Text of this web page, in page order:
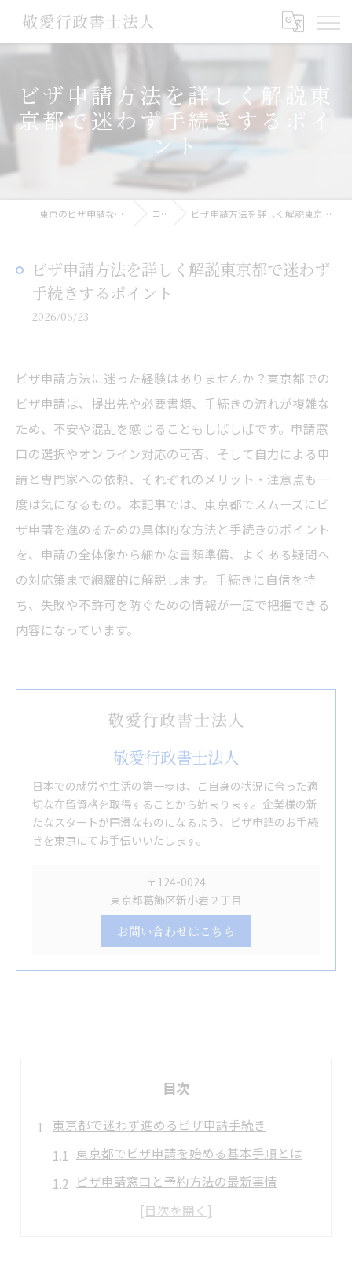
ビザ申請方法を詳しく解説東
京都で迷わず手続きするポイ
ント
東京のビザ申請なら敬愛行政書士法人 コラム ビザ申請方法を詳しく解説東京都で迷わず手続きするポイント
ビザ申請方法を詳しく解説東京都で迷わず
手続きするポイント
2026/06/23
ビザ申請方法に迷った経験はありませんか？東京都での
ビザ申請は、提出先や必要書類、手続きの流れが複雑な
ため、不安や混乱を感じることもしばしばです。申請窓
口の選択やオンライン対応の可否、そして自力による申
請と専門家への依頼、それぞれのメリット・注意点も一
度は気になるもの。本記事では、東京都でスムーズにビ
ザ申請を進めるための具体的な方法と手続きのポイント
を、申請の全体像から細かな書類準備、よくある疑問へ
の対応策まで網羅的に解説します。手続きに自信を持
ち、失敗や不許可を防ぐための情報が一度で把握できる
内容になっています。
敬愛行政書士法人
日本での就労や生活の第一歩は、ご自身の状況に合った適
切な在留資格を取得することから始まります。企業様の新
たなスタートが円滑なものになるよう、ビザ申請のお手続
きを東京にてお手伝いいたします。
〒124-0024
東京都葛飾区新小岩２丁目
お問い合わせはこちら
目次
東京都で迷わず進めるビザ申請手続き
東京都でビザ申請を始める基本手順とは
ビザ申請窓口と予約方法の最新事情
東京入国管理局でのビザ申請の流れ解説